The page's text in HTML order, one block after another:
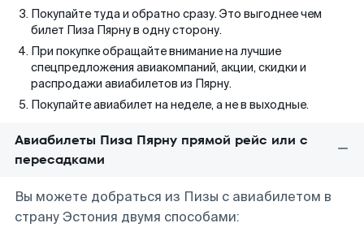
Покупайте туда и обратно сразу. Это выгоднее чем
билет Пиза Пярну в одну сторону.
При покупке обращайте внимание на лучшие
спецпредложения авиакомпаний, акции, скидки и
распродажи авиабилетов из Пярну.
Покупайте авиабилет на неделе, а не в выходные.
Авиабилеты Пиза Пярну прямой рейс или с
пересадками
Вы можете добраться из Пизы с авиабилетом в
страну Эстония двумя способами: